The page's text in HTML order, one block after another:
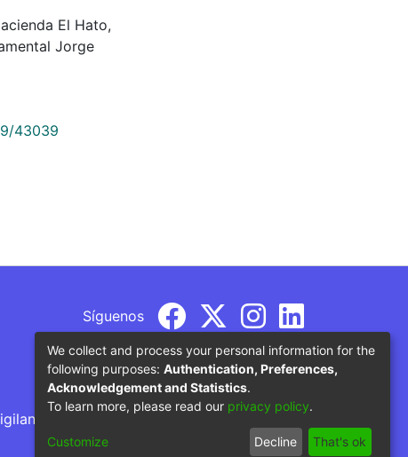
El Hato,
Jorge
43039
Síguenos
por parte del Ministerio de Educación
We collect and process your personal information for the
following purposes: Authentication, Preferences,
Acknowledgement and Statistics.
To learn more, please read our privacy policy.
Customize Decline That's ok